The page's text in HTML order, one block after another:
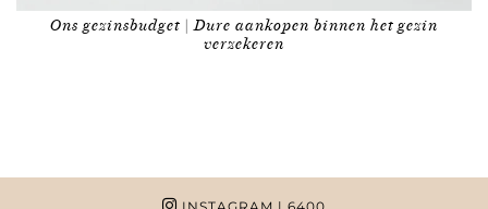
Ons gezinsbudget | Dure aankopen binnen het gezin
verzekeren